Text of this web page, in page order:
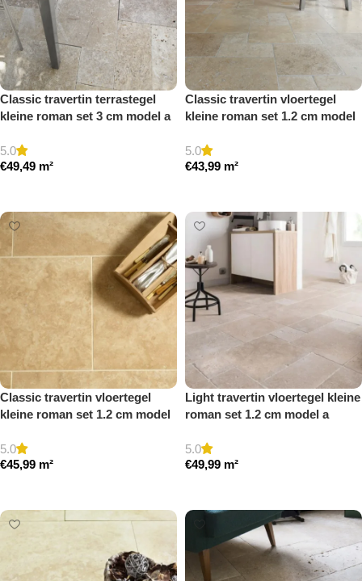
Classic travertin terrastegel
kleine roman set 3 cm model a
5.0
€49,49 m²
Classic travertin vloertegel
kleine roman set 1.2 cm model
5.0
€43,99 m²
Classic travertin vloertegel
kleine roman set 1.2 cm model
5.0
€45,99 m²
Light travertin vloertegel kleine
roman set 1.2 cm model a
5.0
€49,99 m²